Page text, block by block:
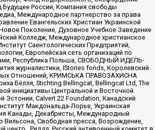
России, Компания свободы
Международное партнерство за права
Евангельских Христиан Украинской
Поколение, Духовное Учебное Заведение
Колледж, Международное христианское
Саентологических Предприятий,
Европейская сеть организаций по
Республика Польша, СВОБОДНЫЙ ИДЕЛЬ-
журналистики, IStories fonds, Королевский
Отношений, КРИМСЬКА ПРАВОЗАХИСНА
Бёлля, Stichting Bellingcat, Bellingcat Ltd, The
инициативы Центральной и Восточной
Calvert 22 Foundation, Канадский
Макдональда-Лорье, Украинская
Канады, Декабристы, Международный
Вильсона, Свободная пресса, Возрождение,